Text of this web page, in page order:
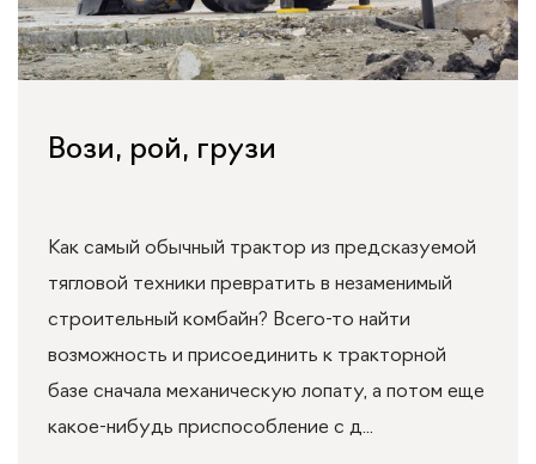
Вози, рой, грузи
Как самый обычный трактор из предсказуемой
тягловой техники превратить в незаменимый
строительный комбайн? Всего-то найти
возможность и присоединить к тракторной
базе сначала механическую лопату, а потом еще
какое-нибудь приспособление с д...